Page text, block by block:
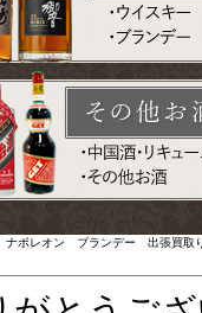
ナポレオン ブランデー 出張買取り